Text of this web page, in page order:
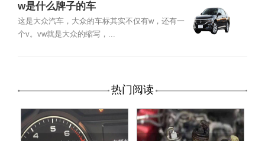
w是什么牌子的车
这是大众汽车，大众的车标其实不仅有w，还有一
个v。vw就是大众的缩写，...
热门阅读